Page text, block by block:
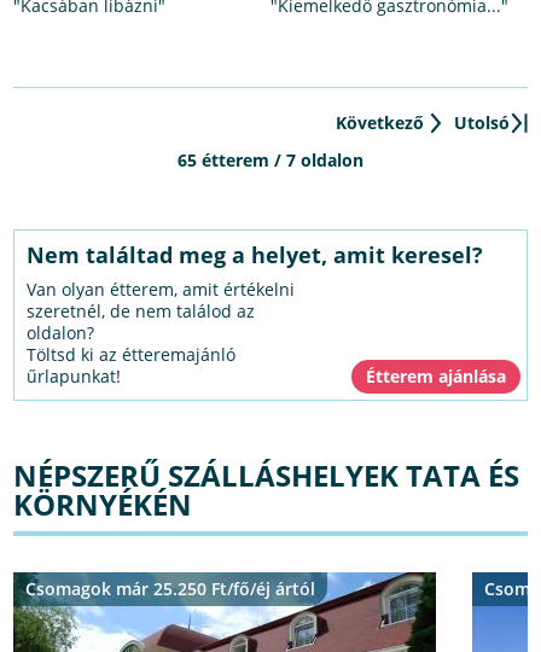
"Kacsában libázni"
"Kiemelkedő gasztronómia..."
Következő
Utolsó
65 étterem / 7 oldalon
Nem találtad meg a helyet, amit keresel?
Van olyan étterem, amit értékelni
szeretnél, de nem találod az
oldalon?
Töltsd ki az étteremajánló
űrlapunkat!
NÉPSZERŰ SZÁLLÁSHELYEK TATA ÉS
KÖRNYÉKÉN
Csomagok már 25.250 Ft/fő/éj ártól